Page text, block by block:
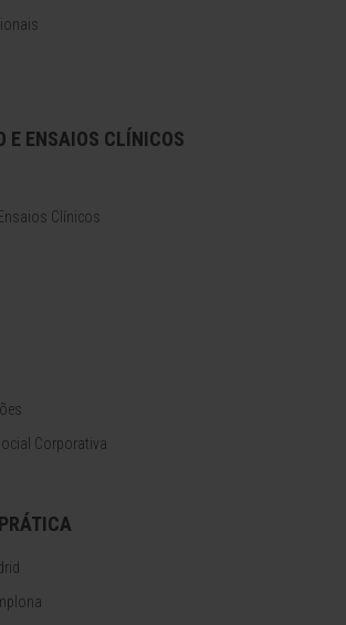
E ENSAIOS CLÍNICOS
Clínicos
Corporativa